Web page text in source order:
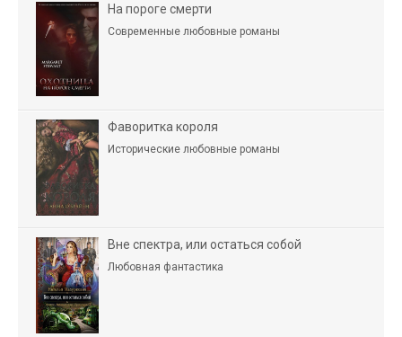
На пороге смерти
Современные любовные романы
Фаворитка короля
Исторические любовные романы
Вне спектра, или остаться собой
Любовная фантастика